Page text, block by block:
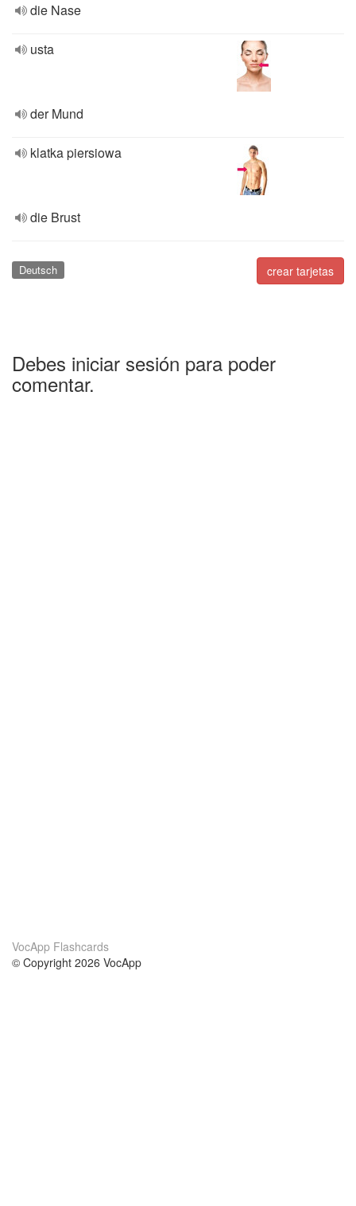
die Nase
usta
der Mund
klatka piersiowa
die Brust
crear tarjetas
Deutsch
Debes iniciar sesión para poder
comentar.
VocApp Flashcards
© Copyright 2026 VocApp